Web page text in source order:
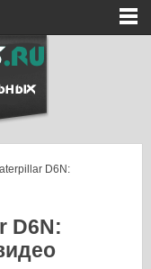
D6N:
D6N: